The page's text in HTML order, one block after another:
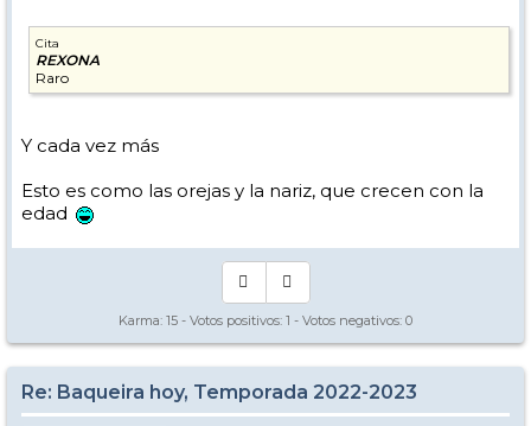
Cita
REXONA
Raro
Y cada vez más
Esto es como las orejas y la nariz, que crecen con la
edad
Karma: 15 - Votos positivos: 1 - Votos negativos: 0
Re: Baqueira hoy, Temporada 2022-2023